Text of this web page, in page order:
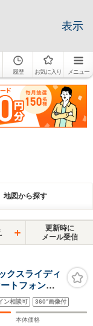
表示
履歴 お気に入り メニュー
地図から探す
更新時に
メール受信
クスライディ
トフォン連
トヒーター
メモリー付
ン相談可 360°画像付
本体価格